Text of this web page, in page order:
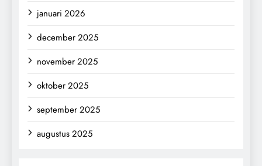
januari 2026
december 2025
november 2025
oktober 2025
september 2025
augustus 2025